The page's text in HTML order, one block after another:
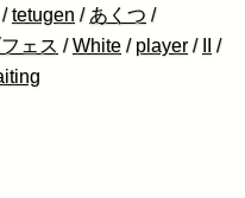
/tetugen / あくつ /
ェス /White / player /
/